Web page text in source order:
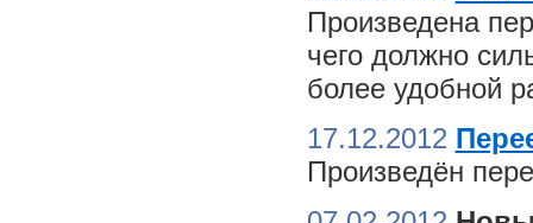
Произведена
чего должно
более удобной
17.12.2012
Произведён